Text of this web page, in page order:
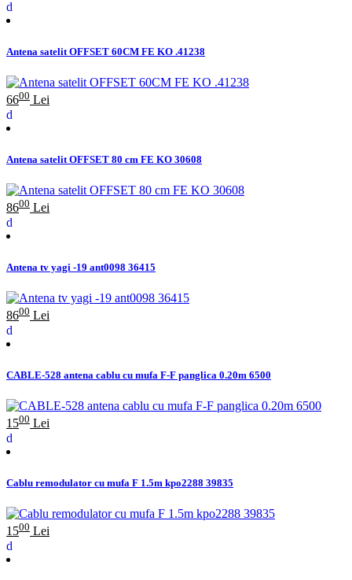
Antena satelit OFFSET 60CM FE KO .41238
6600 Lei
Antena satelit OFFSET 80 cm FE KO 30608
8600 Lei
Antena tv yagi -19 ant0098 36415
8600 Lei
CABLE-528 antena cablu cu mufa F-F panglica 0.20m 6500
1500 Lei
Cablu remodulator cu mufa F 1.5m kpo2288 39835
1500 Lei